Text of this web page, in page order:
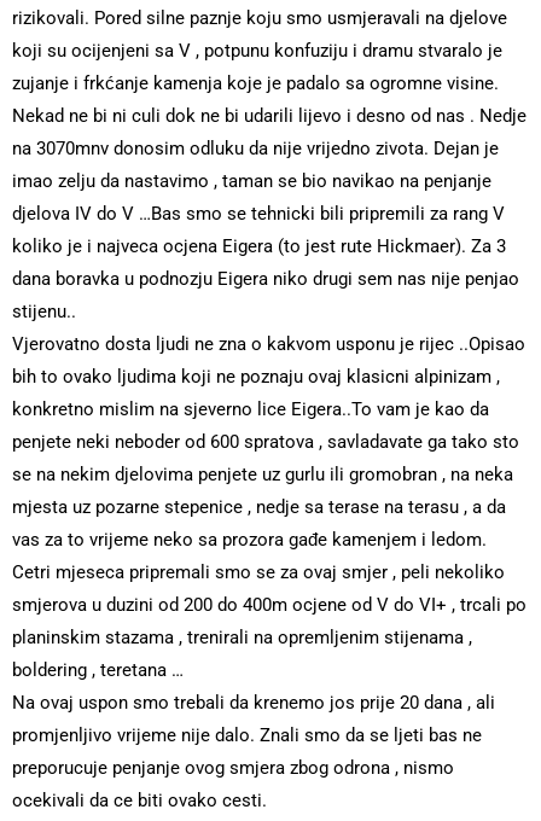
rizikovali. Pored silne paznje koju smo usmjeravali na djelove
koji su ocijenjeni sa V , potpunu konfuziju i dramu stvaralo je
zujanje i frkćanje kamenja koje je padalo sa ogromne visine.
Nekad ne bi ni culi dok ne bi udarili lijevo i desno od nas . Nedje
na 3070mnv donosim odluku da nije vrijedno zivota. Dejan je
imao zelju da nastavimo , taman se bio navikao na penjanje
djelova IV do V …Bas smo se tehnicki bili pripremili za rang V
koliko je i najveca ocjena Eigera (to jest rute Hickmaer). Za 3
dana boravka u podnozju Eigera niko drugi sem nas nije penjao
stijenu..
Vjerovatno dosta ljudi ne zna o kakvom usponu je rijec ..Opisao
bih to ovako ljudima koji ne poznaju ovaj klasicni alpinizam ,
konkretno mislim na sjeverno lice Eigera..To vam je kao da
penjete neki neboder od 600 spratova , savladavate ga tako sto
se na nekim djelovima penjete uz gurlu ili gromobran , na neka
mjesta uz pozarne stepenice , nedje sa terase na terasu , a da
vas za to vrijeme neko sa prozora gađe kamenjem i ledom.
Cetri mjeseca pripremali smo se za ovaj smjer , peli nekoliko
smjerova u duzini od 200 do 400m ocjene od V do VI+ , trcali po
planinskim stazama , trenirali na opremljenim stijenama ,
boldering , teretana …
Na ovaj uspon smo trebali da krenemo jos prije 20 dana , ali
promjenljivo vrijeme nije dalo. Znali smo da se ljeti bas ne
preporucuje penjanje ovog smjera zbog odrona , nismo
ocekivali da ce biti ovako cesti.